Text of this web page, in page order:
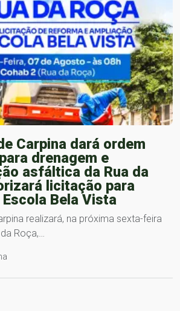
Carpina dará ordem
drenagem e
asfáltica da Rua da
licitação para
Bela Vista
realizará, na próxima sexta-feira
Roça,…